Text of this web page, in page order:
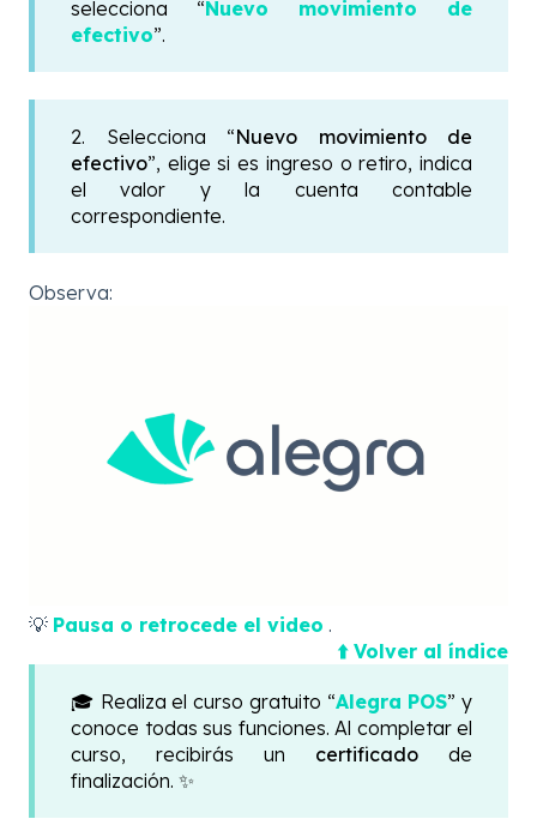
selecciona “Nuevo movimiento de
efectivo”.
2. Selecciona “Nuevo movimiento de
efectivo”, elige si es ingreso o retiro, indica
el valor y la cuenta contable
correspondiente.
Observa:
💡 Pausa o retrocede el video .
⬆️ Volver al índice
🎓 Realiza el curso gratuito “Alegra POS” y
conoce todas sus funciones. Al completar el
curso, recibirás un certificado de
finalización. ✨